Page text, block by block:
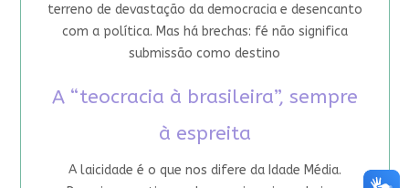
terreno de devastação da democracia e desencanto
com a política. Mas há brechas: fé não significa
submissão como destino
A “teocracia à brasileira”, sempre
à espreita
A laicidade é o que nos difere da Idade Média.